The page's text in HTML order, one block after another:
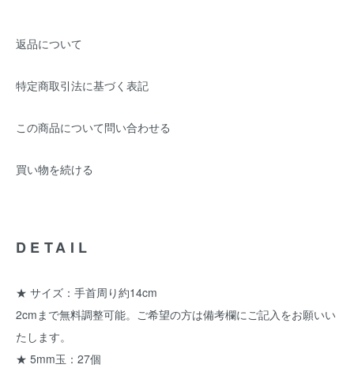
返品について
特定商取引法に基づく表記
この商品について問い合わせる
買い物を続ける
DETAIL
★ サイズ：手首周り約14cm
2cmまで無料調整可能。ご希望の方は備考欄にご記入をお願いい
たします。
★ 5mm玉：27個